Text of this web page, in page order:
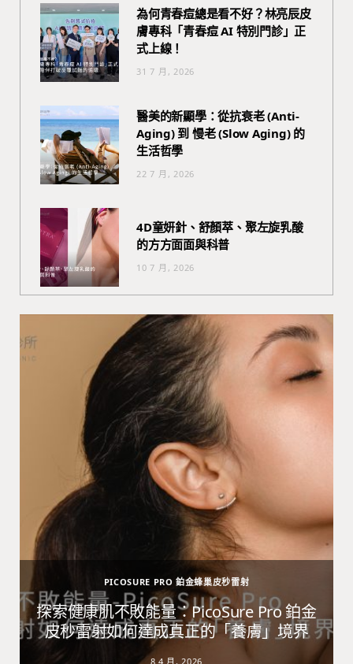
為何青春痘總是看不好？林亮辰皮
膚專科「青春痘 AI 特別門診」正
式上線！
31 7 月, 2026
醫美的新顯學：從抗衰老 (Anti-
Aging) 到 慢老 (Slow Aging) 的
生活哲學
22 7 月, 2026
4D童妍針、舒顏萃、聚左旋乳酸
的方方面面與科普
10 7 月, 2026
PICOSURE PRO 鉑金蜂巢皮秒雷射
探索健康肌不敗能量：PicoSure Pro 鉑金
皮秒雷射如何達成真正的「養膚」境界
8 4 月, 2026